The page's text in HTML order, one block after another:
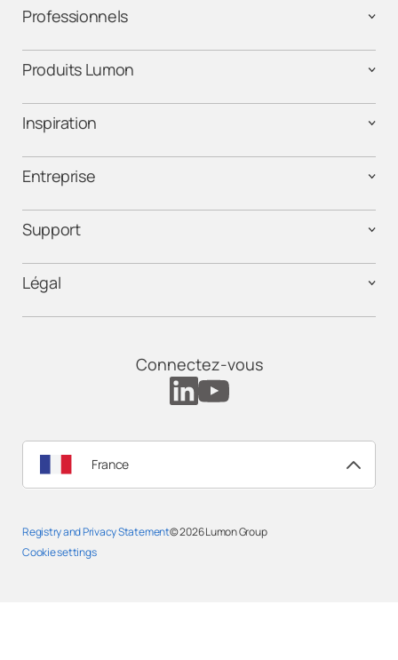
Professionnels
Produits Lumon
Inspiration
Entreprise
Support
Légal
Connectez-vous
France
Registry and Privacy Statement
Cookie settings
© 2026Lumon Group